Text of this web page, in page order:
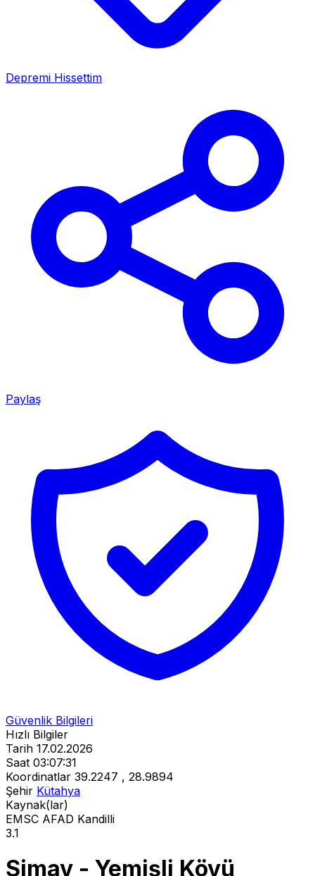
Depremi Hissettim
Paylaş
Güvenlik Bilgileri
Hızlı Bilgiler
Tarih 17.02.2026
Saat 03:07:31
Koordinatlar 39.2247 , 28.9894
Şehir Kütahya
Kaynak(lar)
EMSC AFAD Kandilli
3.1
Simav - Yemişli Köyü